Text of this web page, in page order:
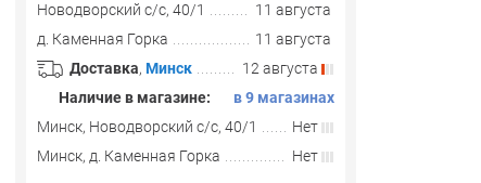
Новодворский с/с, 40/1
11 августа
д. Каменная Горка
11 августа
Доставка, Минск
12 августа
Наличие в магазине:
в 9 магазинах
Минск, Новодворский с/с, 40/1
Нет
Минск, д. Каменная Горка
Нет